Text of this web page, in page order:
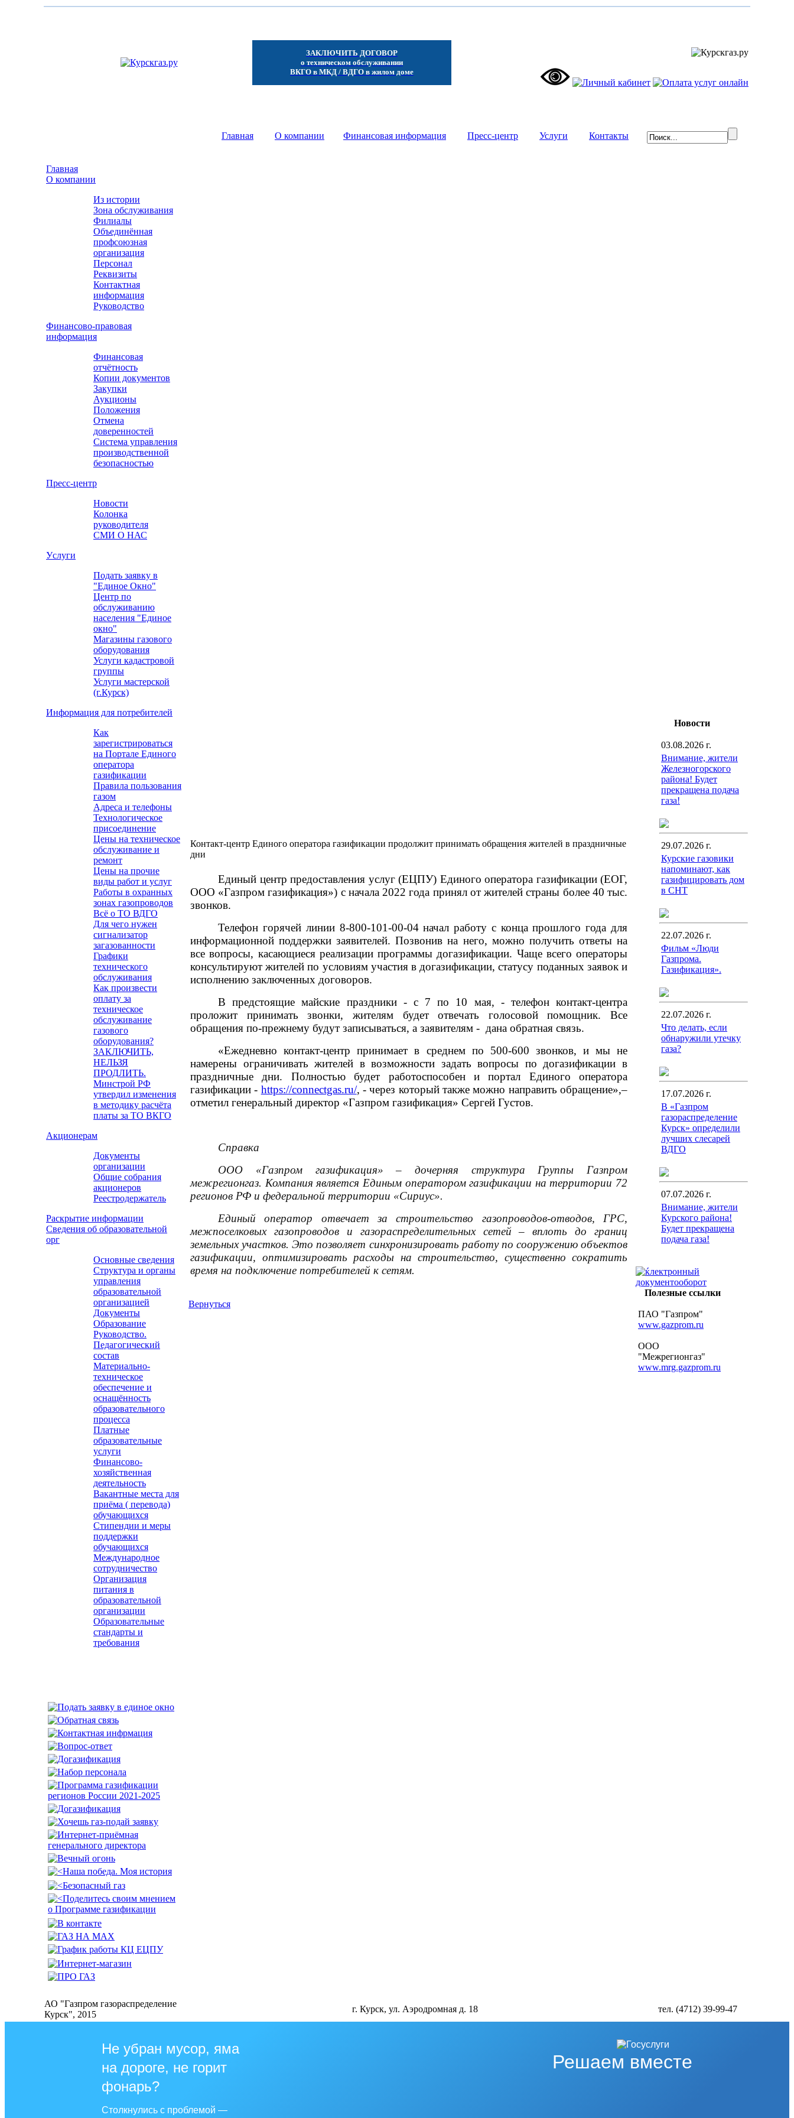
ЗАКЛЮЧИТЬ ДОГОВОР
о техническом обслуживании
ВКГО в МКД / ВДГО в жилом доме
Главная О компании Финансовая информация Пресс-центр Услуги Контакты
Главная
О компании
Из истории
Зона обслуживания
Филиалы
Объединённая
профсоюзная
организация
Персонал
Реквизиты
Контактная
информация
Руководство
Финансово-правовая
информация
Финансовая
отчётность
Копии документов
Закупки
Аукционы
Положения
Отмена
доверенностей
Система управления
производственной
безопасностью
Пресс-центр
Новости
Колонка
руководителя
СМИ О НАС
Уcлуги
Подать заявку в
"Единое Окно"
Центр по
обслуживанию
населения "Единое
окно"
Магазины газового
оборудования
Услуги кадастровой
группы
Услуги мастерской
(г.Курск)
Информация для потребителей
Как
зарегистрироваться
на Портале Единого
оператора
газификации
Правила пользования
газом
Адреса и телефоны
Технологическое
присоединение
Цены на техническое
обслуживание и
ремонт
Цены на прочие
виды работ и услуг
Работы в охранных
зонах газопроводов
Всё о ТО ВДГО
Для чего нужен
сигнализатор
загазованности
Графики
технического
обслуживания
Как произвести
оплату за
техническое
обслуживание
газового
оборудования?
ЗАКЛЮЧИТЬ,
НЕЛЬЗЯ
ПРОДЛИТЬ.
Минстрой РФ
утвердил изменения
в методику расчёта
платы за ТО ВКГО
Акционерам
Документы
организации
Общие собрания
акционеров
Реестродержатель
Раскрытие информации
Сведения об образовательной
орг
Основные сведения
Структура и органы
управления
образовательной
организацией
Документы
Образование
Руководство.
Педагогический
состав
Материально-
техническое
обеспечение и
оснащённость
образовательного
процесса
Платные
образовательные
услуги
Финансово-
хозяйственная
деятельность
Вакантные места для
приёма ( перевода)
обучающихся
Стипендии и меры
поддержки
обучающихся
Международное
сотрудничество
Организация
питания в
образовательной
организации
Образовательные
стандарты и
требования
Контакт-центр Единого оператора газификации продолжит принимать обращения жителей в праздничные
дни
Единый центр предоставления услуг (ЕЦПУ) Единого оператора газификации (ЕОГ,
ООО «Газпром газификация») с начала 2022 года принял от жителей страны более 40 тыс.
звонков.
Телефон горячей линии 8-800-101-00-04 начал работу с конца прошлого года для
информационной поддержки заявителей. Позвонив на него, можно получить ответы на
все вопросы, касающиеся реализации программы догазификации. Чаще всего операторы
консультируют жителей по условиям участия в догазификации, статусу поданных заявок и
исполнению заключенных договоров.
В предстоящие майские праздники - с 7 по 10 мая, - телефон контакт-центра
проложит принимать звонки, жителям будет отвечать голосовой помощник. Все
обращения по-прежнему будут записываться, а заявителям - дана обратная связь.
«Ежедневно контакт-центр принимает в среднем по 500-600 звонков, и мы не
намерены ограничивать жителей в возможности задать вопросы по догазификации в
праздничные дни. Полностью будет работоспособен и портал Единого оператора
газификации - https://connectgas.ru/, -через который также можно направить обращение»,–
отметил генеральный директор «Газпром газификация» Сергей Густов.
Справка
ООО «Газпром газификация» – дочерняя структура Группы Газпром
межрегионгаз. Компания является Единым оператором газификации на территории 72
регионов РФ и федеральной территории «Сириус».
Единый оператор отвечает за строительство газопроводов-отводов, ГРС,
межпоселковых газопроводов и газораспределительных сетей – вплоть до границ
земельных участков. Это позволяет синхронизировать работу по сооружению объектов
газификации, оптимизировать расходы на строительство, существенно сократить
время на подключение потребителей к сетям.
Вернуться
Новости
03.08.2026 г.
Внимание, жители
Железногорского
района! Будет
прекращена подача
газа!
29.07.2026 г.
Курские газовики
напоминают, как
газифицировать дом
в СНТ
22.07.2026 г.
Фильм «Люди
Газпрома.
Газификация».
22.07.2026 г.
Что делать, если
обнаружили утечку
газа?
17.07.2026 г.
В «Газпром
газораспределение
Курск» определили
лучших слесарей
ВДГО
07.07.2026 г.
Внимание, жители
Курского района!
Будет прекращена
подача газа!
Полезные ссылки
ПАО "Газпром"
www.gazprom.ru
ООО
"Межрегионгаз"
www.mrg.gazprom.ru
АО "Газпром газораспределение
Курск", 2015
г. Курск, ул. Аэродромная д. 18 тел. (4712) 39-99-47
Решаем вместе
Не убран мусор, яма
на дороге, не горит
фонарь?
Столкнулись с проблемой —